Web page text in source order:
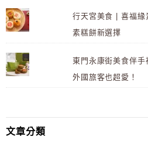
行天宮美食 | 喜福
素糕餅新選擇
東門永康街美食伴
外國旅客也超愛！
文章分類